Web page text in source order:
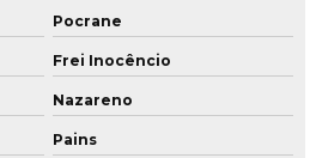
Pocrane
Frei Inocêncio
Nazareno
Pains